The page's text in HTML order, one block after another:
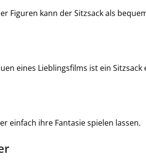
Figuren kann der Sitzsack als
eines Lieblingsfilms ist ein Sitzsack
einfach ihre Fantasie spielen lassen.